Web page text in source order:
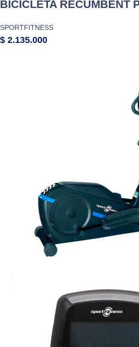
BICICLETA RECUMBENT
SPORTFITNESS
$ 2.135.000